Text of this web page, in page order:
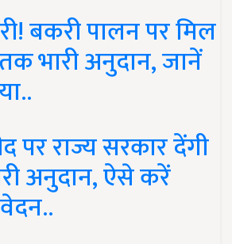
बकरी पालन पर मिल
भारी अनुदान, जानें
पर राज्य सरकार देंगी
अनुदान, ऐसे करें